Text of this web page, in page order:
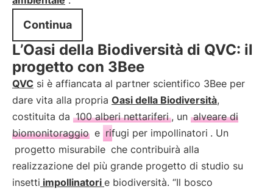
Continua
L’Oasi della Biodiversità di QVC: il
progetto con 3Bee
QVC si è affiancata al partner scientifico 3Bee per
dare vita alla propria Oasi della Biodiversità,
costituita da 100 alberi nettariferi , un alveare di
biomonitoraggio e rifugi per impollinatori . Un
progetto misurabile che contribuirà alla
realizzazione del più grande progetto di studio su
insetti impollinatori e biodiversità. “Il bosco